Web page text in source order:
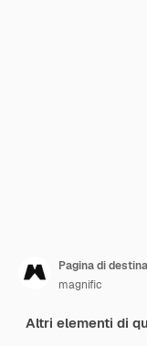
magnific
Altri elementi di